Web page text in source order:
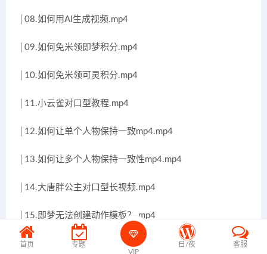
│08.如何用AI生成视频.mp4
│09.如何免米领即梦积分.mp4
│10.如何免米领可灵积分.mp4
│11.小云雀对口型教程.mp4
│12.如何让单个人物保持一致mp4.mp4
│13.如何让多个人物保持一致性mp4.mp4
│14.大唐胖公主对口型长视频.mp4
│15.即梦无法创建动作模板？.mp4
│16.豆包4.0模型详解.mp4
首页
专题
VIP
日/夜 客服